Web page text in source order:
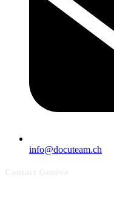
info@docuteam.ch